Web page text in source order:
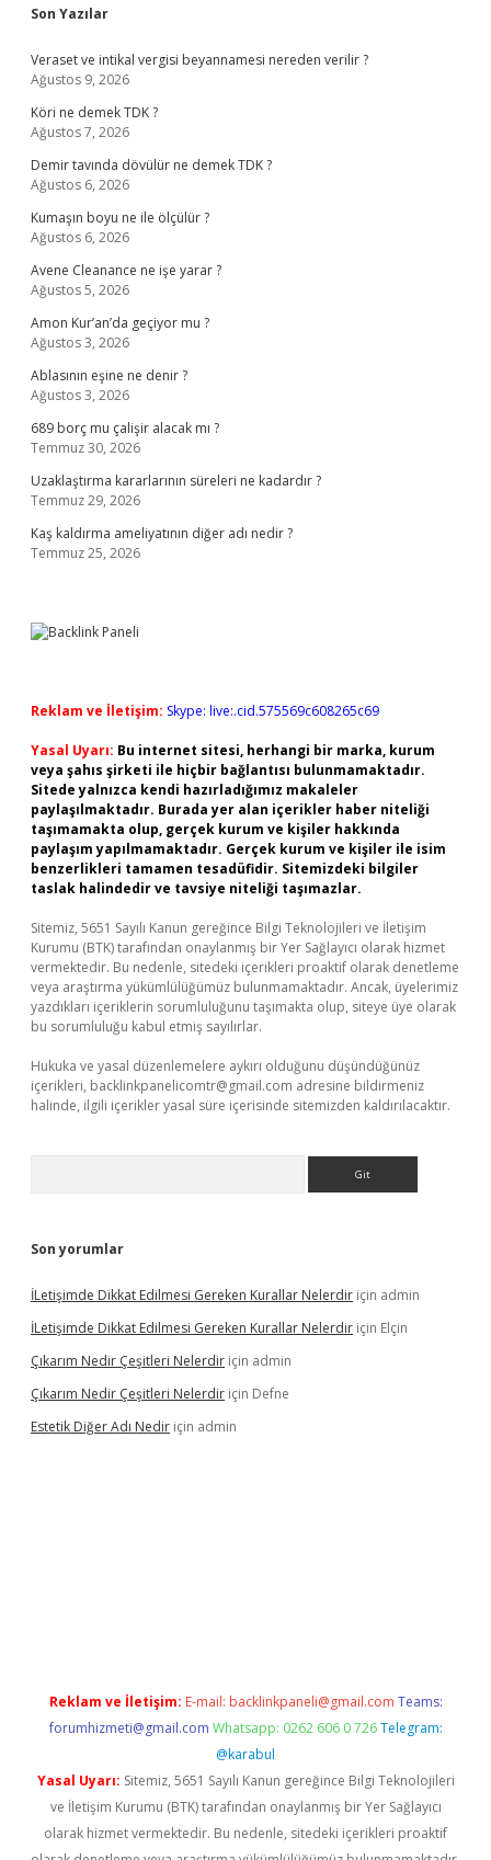
Sidebar
Son Yazılar
Veraset ve intikal vergisi beyannamesi nereden verilir ?
Ağustos 9, 2026
Köri ne demek TDK ?
Ağustos 7, 2026
Demir tavında dövülür ne demek TDK ?
Ağustos 6, 2026
Kumaşın boyu ne ile ölçülür ?
Ağustos 6, 2026
Avene Cleanance ne işe yarar ?
Ağustos 5, 2026
Amon Kur’an’da geçiyor mu ?
Ağustos 3, 2026
Ablasının eşine ne denir ?
Ağustos 3, 2026
689 borç mu çalişir alacak mı ?
Temmuz 30, 2026
Uzaklaştırma kararlarının süreleri ne kadardır ?
Temmuz 29, 2026
Kaş kaldırma ameliyatının diğer adı nedir ?
Temmuz 25, 2026
Reklam ve İletişim: Skype: live:.cid.575569c608265c69
Yasal Uyarı: Bu internet sitesi, herhangi bir marka, kurum
veya şahıs şirketi ile hiçbir bağlantısı bulunmamaktadır.
Sitede yalnızca kendi hazırladığımız makaleler
paylaşılmaktadır. Burada yer alan içerikler haber niteliği
taşımamakta olup, gerçek kurum ve kişiler hakkında
paylaşım yapılmamaktadır. Gerçek kurum ve kişiler ile isim
benzerlikleri tamamen tesadüfidir. Sitemizdeki bilgiler
taslak halindedir ve tavsiye niteliği taşımazlar.
Sitemiz, 5651 Sayılı Kanun gereğince Bilgi Teknolojileri ve İletişim
Kurumu (BTK) tarafından onaylanmış bir Yer Sağlayıcı olarak hizmet
vermektedir. Bu nedenle, sitedeki içerikleri proaktif olarak denetleme
veya araştırma yükümlülüğümüz bulunmamaktadır. Ancak, üyelerimiz
yazdıkları içeriklerin sorumluluğunu taşımakta olup, siteye üye olarak
bu sorumluluğu kabul etmiş sayılırlar.
Hukuka ve yasal düzenlemelere aykırı olduğunu düşündüğünüz
içerikleri, backlinkpanelicomtr@gmail.com adresine bildirmeniz
halinde, ilgili içerikler yasal süre içerisinde sitemizden kaldırılacaktır.
Son yorumlar
İLetişimde Dikkat Edilmesi Gereken Kurallar Nelerdir için admin
İLetişimde Dikkat Edilmesi Gereken Kurallar Nelerdir için Elçin
Çıkarım Nedir Çeşitleri Nelerdir için admin
Çıkarım Nedir Çeşitleri Nelerdir için Defne
Estetik Diğer Adı Nedir için admin
Reklam ve İletişim: E-mail: backlinkpaneli@gmail.com Teams:
forumhizmeti@gmail.com Whatsapp: 0262 606 0 726 Telegram:
@karabul
Yasal Uyarı: Sitemiz, 5651 Sayılı Kanun gereğince Bilgi Teknolojileri
ve İletişim Kurumu (BTK) tarafından onaylanmış bir Yer Sağlayıcı
olarak hizmet vermektedir. Bu nedenle, sitedeki içerikleri proaktif